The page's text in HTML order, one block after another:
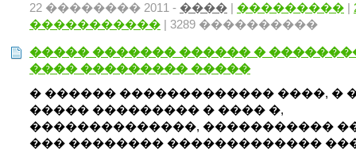
22 �������� 2011 - ���� | ��������� |
����������� | 3289 ����������
����� ������� ������ �
���� ��������� �����
� ������ ������������� ����, �
����� ��������� � ���� �,
��������������, �����������
��� �������� �������������